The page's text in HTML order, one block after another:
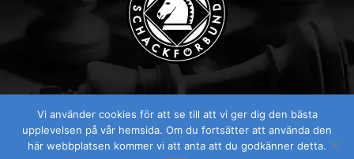
Visselblåsaren
Vi använder cookies för att se till att vi ger dig den bästa
upplevelsen på vår hemsida. Om du fortsätter att använda den
här webbplatsen kommer vi att anta att du godkänner detta.